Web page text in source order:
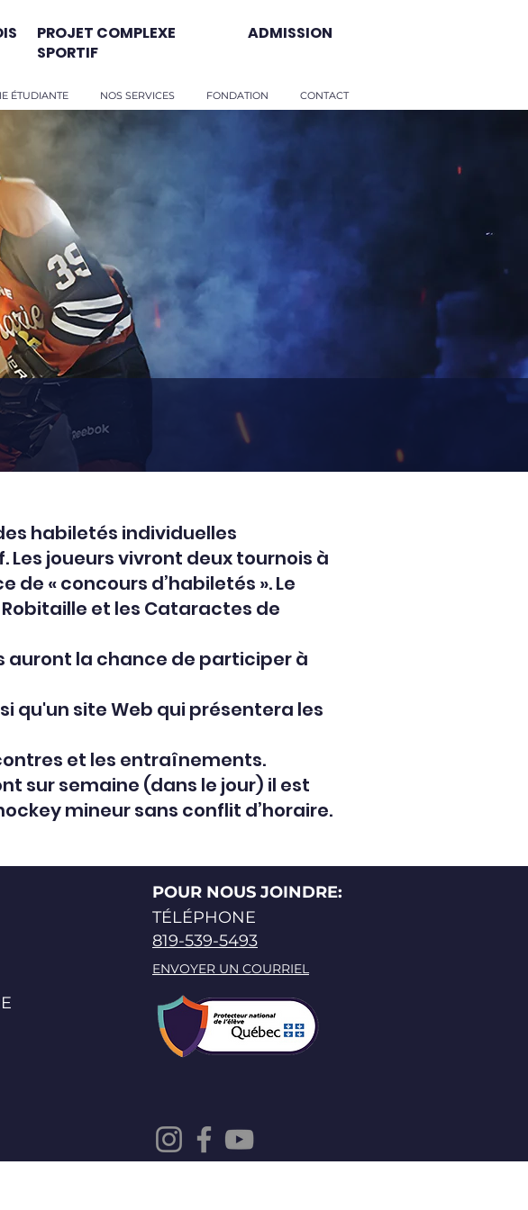
PROJET COMPLEXE
SPORTIF
ADMISSION
ÉTUDIANTE NOS SERVICES FONDATION CONTACT
habiletés individuelles
joueurs vivront deux tournois à
de « concours d’habiletés ». Le
et les Cataractes de
auront la chance de participer à
qu'un site Web qui présentera les
et les entraînements.
sur semaine (dans le jour) il est
mineur sans conflit d’horaire.
POUR NOUS JOINDRE:
TÉLÉPHONE
819-539-5493
ENVOYER UN COURRIEL